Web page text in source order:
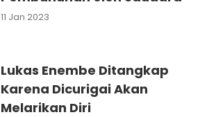
11 Jan 2023
Lukas Enembe Ditangkap
Karena Dicurigai Akan
Melarikan Diri